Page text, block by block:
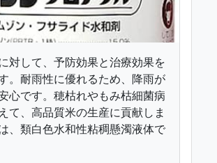
対して、予防効果と治療効果を
。耐雨性に優れるため、降雨が
心です。穂枯れやもみ枯細菌病
て、高品質米の生産に貢献しま
、類白色水和性粘稠懸濁液体で